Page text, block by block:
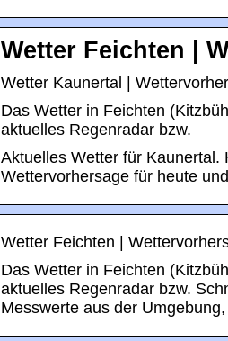
Wetter Feichten |
Wetter Kaunertal |
Das Wetter in Feichten
aktuelles Regenradar bzw.
Aktuelles Wetter für Kaunertal.
Wettervorhersage für heute
Wetter Feichten |
Das Wetter in Feichten
aktuelles Regenradar bzw.
Messwerte aus der